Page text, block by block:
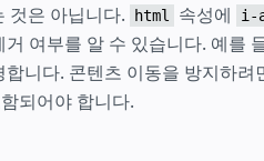
것은 아닙니다. html 속성에 i-
여부를 알 수 있습니다. 예를
니다. 콘텐츠 이동을 방지하려
되어야 합니다.